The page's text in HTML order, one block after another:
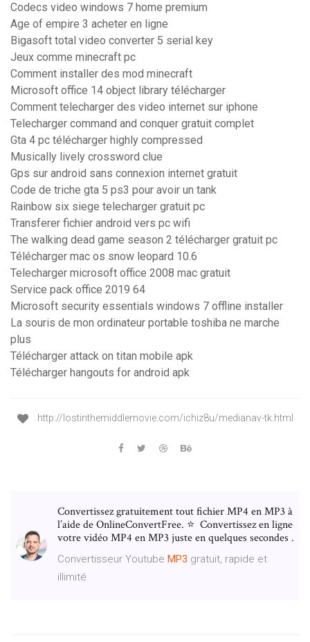
Codecs video windows 7 home premium
Age of empire 3 acheter en ligne
Bigasoft total video converter 5 serial key
Jeux comme minecraft pc
Comment installer des mod minecraft
Microsoft office 14 object library télécharger
Comment telecharger des video internet sur iphone
Telecharger command and conquer gratuit complet
Gta 4 pc télécharger highly compressed
Musically lively crossword clue
Gps sur android sans connexion internet gratuit
Code de triche gta 5 ps3 pour avoir un tank
Rainbow six siege telecharger gratuit pc
Transferer fichier android vers pc wifi
The walking dead game season 2 télécharger gratuit pc
Télécharger mac os snow leopard 10.6
Telecharger microsoft office 2008 mac gratuit
Service pack office 2019 64
Microsoft security essentials windows 7 offline installer
La souris de mon ordinateur portable toshiba ne marche
plus
Télécharger attack on titan mobile apk
Télécharger hangouts for android apk
http://lostinthemiddlemovie.com/ichiz8u/medianav-tk.html
Convertissez gratuitement tout fichier MP4 en MP3 à
l’aide de OnlineConvertFree. ⭐ ️ Convertissez en ligne
votre vidéo MP4 en MP3 juste en quelques secondes ️.
Convertisseur Youtube MP3 gratuit, rapide et
illimité